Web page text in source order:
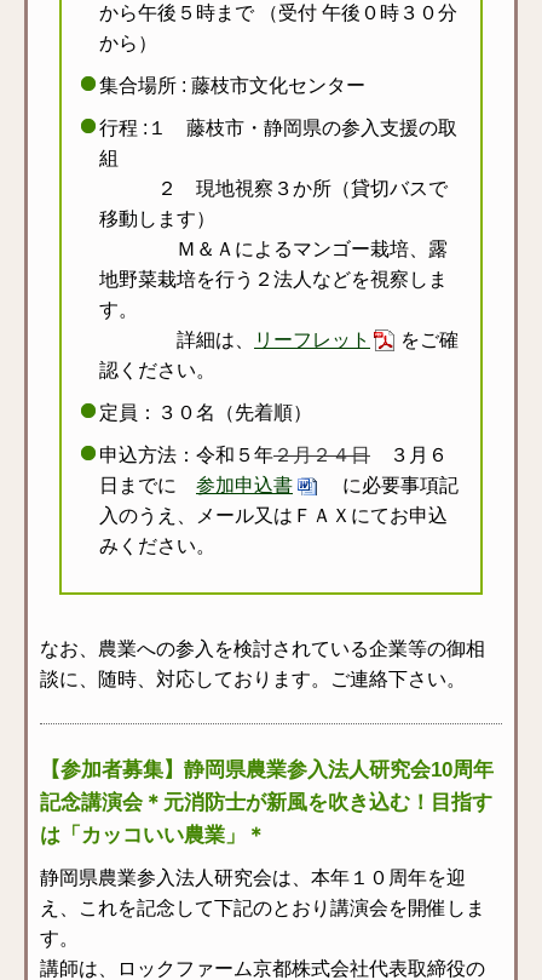
から午後５時まで （受付 午後０時３０分
から）
集合場所 : 藤枝市文化センター
行程 :１ 藤枝市・静岡県の参入支援の取
組
２ 現地視察３か所（貸切バスで
移動します）
Ｍ＆Ａによるマンゴー栽培、露
地野菜栽培を行う２法人などを視察しま
す。
詳細は、
リーフレット
をご確
認ください。
定員：３０名（先着順）
申込方法：令和５年２月２４日 ３月６
日までに 参加申込書
に必要事項記
入のうえ、メール又はＦＡＸにてお申込
みください。
なお、農業への参入を検討されている企業等の御相
談に、随時、対応しております。ご連絡下さい。
【参加者募集】静岡県農業参入法人研究会10周年
記念講演会＊元消防士が新風を吹き込む！目指す
は「カッコいい農業」＊
静岡県農業参入法人研究会は、本年１０周年を迎
え、これを記念して下記のとおり講演会を開催しま
す。
講師は、ロックファーム京都株式会社代表取締役の